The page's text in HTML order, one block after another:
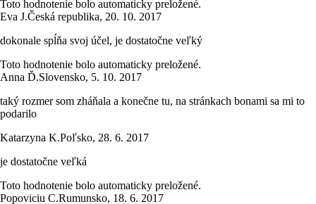
Toto hodnotenie bolo automaticky preložené.
Eva J.Česká republika, 20. 10. 2017
dokonale spĺňa svoj účel, je dostatočne veľký
Toto hodnotenie bolo automaticky preložené.
Anna Ď.Slovensko, 5. 10. 2017
taký rozmer som zháňala a konečne tu, na stránkach bonami sa mi to
podarilo
Katarzyna K.Poľsko, 28. 6. 2017
je dostatočne veľká
Toto hodnotenie bolo automaticky preložené.
Popoviciu C.Rumunsko, 18. 6. 2017